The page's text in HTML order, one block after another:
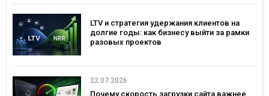
LTV и стратегия удержания клиентов на
долгие годы: как бизнесу выйти за рамки
разовых проектов
22.07.2026
Почему скорость загрузки сайта важнее